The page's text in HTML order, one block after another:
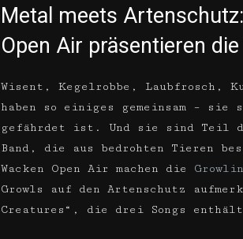
Metal meets
Open Air präsentieren
Wisent, Kegelrobbe, Laubfrosch,
haben so einiges gemeinsam –
gefährdet ist. Und sie sind Teil
Band, die aus bedrohten Tieren
Wacken Open Air machen die
Growls auf den Artenschutz
Creatures“, die drei Songs